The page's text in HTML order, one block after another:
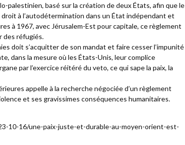
palestinien, basé sur la création de deux États, afin que le
à l’autodétermination dans un État indépendant et
à 1967, avec Jérusalem-Est pour capitale, ce règlement
des réfugiés.
doit s’acquitter de son mandat et faire cesser l’impunité
dans la mesure où les États-Unis, leur complice
par l’exercice réitéré du veto, ce qui sape la paix, la
appelle à la recherche négociée d’un règlement
et ses gravissimes conséquences humanitaires.
10-16/une-paix-juste-et-durable-au-moyen-orient-est-